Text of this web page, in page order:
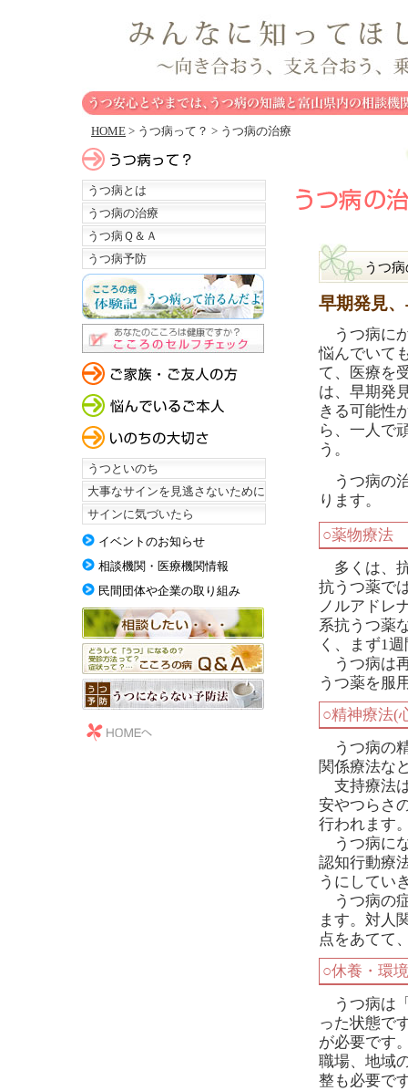
HOME > うつ病って？ > うつ病の治療
うつ病とは
うつ病の治療
うつ病Ｑ＆Ａ
うつ病予防
うつといのち
大事なサインを見逃さないために
サインに気づいたら
イベントのお知らせ
相談機関・医療機関情報
民間団体や企業の取り組み
うつ
早期発見
うつ病に
悩んでいて
て、医療を
は、早期発
きる可能性
ら、一人で
う。
うつ病の
ります。
○薬物療法
多くは、
抗うつ薬で
ノルアドレ
系抗うつ薬
く、まず1
うつ病は
うつ薬を服
○精神療法(
うつ病の
関係療法な
支持療法
安やつらさ
行われます
うつ病に
認知行動療
うにしてい
うつ病の
ます。対人
点をあてて
○休養・環
うつ病は
った状態で
が必要です
職場、地域
整も必要で